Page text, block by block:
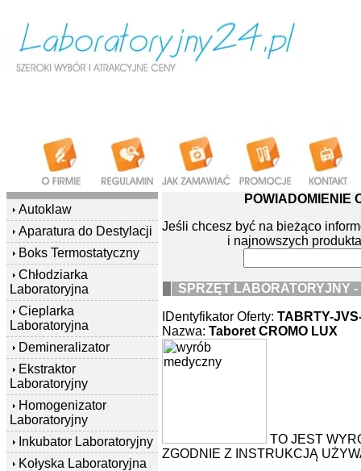
Autoklaw
Aparatura do Destylacji
Boks Termostatyczny
Chłodziarka
Laboratoryjna
Cieplarka
Laboratoryjna
Demineralizator
Ekstraktor
Laboratoryjny
Homogenizator
Laboratoryjny
Inkubator Laboratoryjny
Kołyska Laboratoryjna
POWIADOMIENIE
Jeśli chcesz być na bieżąco
i najnowszych
SPRZĘT LABORATORYJNY -
IDentyfikator Oferty: TABRTY-
Nazwa: Taboret CROMO LUX
TO JEST
ZGODNIE Z INSTRUKCJĄ